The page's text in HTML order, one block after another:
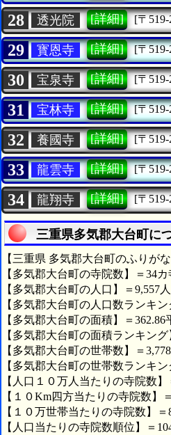
28 透光院 [詳細] [〒519-
29 寳恩寺 [詳細] [〒519-
30 宝泉寺 [詳細] [〒519-
31 宝林寺 [詳細] [〒519-
32 養國寺 [詳細] [〒519-
33 龍雲寺 [詳細] [〒519-
34 龍翔寺 [詳細] [〒519-
三重県多気郡大台町に
【三重県 多気郡大台町のふりが
【多気郡大台町の寺院数】＝34カ
【多気郡大台町の人口】＝9,557人
【多気郡大台町の人口数ランキ
【多気郡大台町の面積】＝362.86
【多気郡大台町の面積ランキン
【多気郡大台町の世帯数】＝
【多気郡大台町の世帯数ランキ
【人口１０万人当たりの寺院数】
【１０Km四方当たりの寺院数】
【１０万世帯当たりの寺院数】＝
【人口当たりの寺院数順位】＝